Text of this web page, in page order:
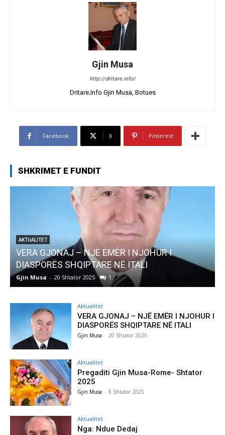
Gjin Musa
http://dritare.info/
Dritare.Info Gjin Musa, Botues
Facebook X Pinterest
SHKRIMET E FUNDIT
AKTUALITET
Pregaditi Gjin Musa-Rome- Shtator 2025
Gjin Musa - 8 Shtator 2025
Aktualitet
VERA GJONAJ – NJË EMËR I NJOHUR I
DIASPORËS SHQIPTARE NË ITALI
Gjin Musa - 20 Shtator 2025
Aktualitet
Pregaditi Gjin Musa-Rome- Shtator
2025
Gjin Musa - 8 Shtator 2025
Aktualitet
Nga: Ndue Dedaj